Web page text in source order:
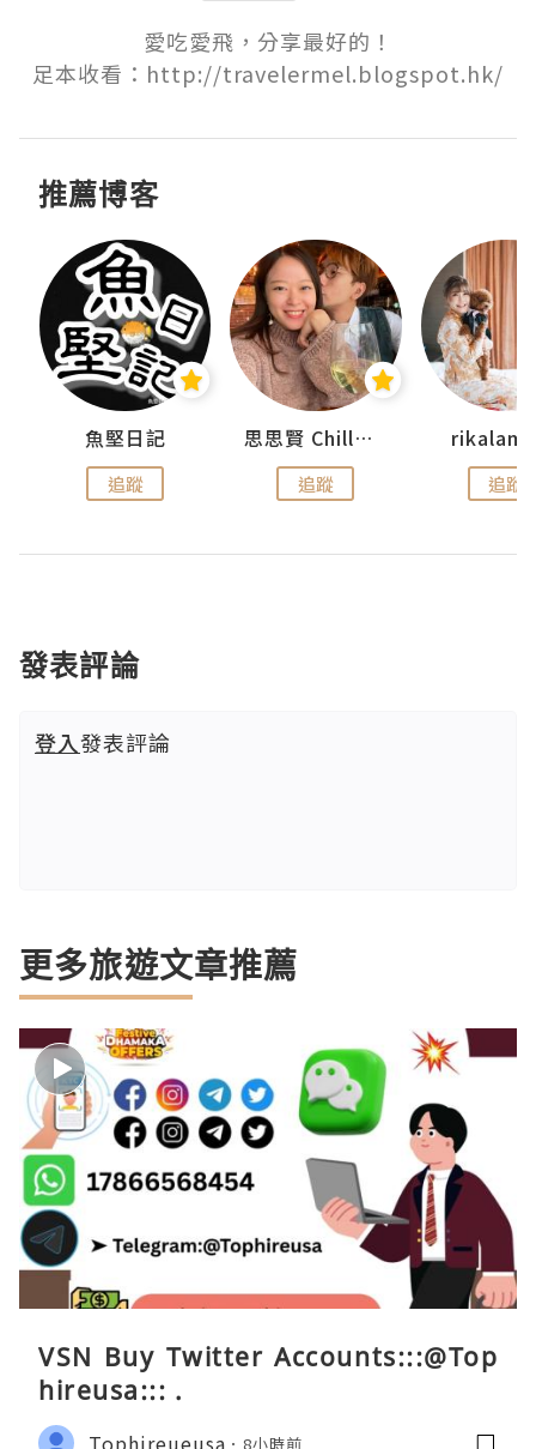
愛吃愛飛，分享最好的！
足本收看：http://travelermel.blogspot.hk/
推薦博客
魚堅日記
追蹤
思思賢 ChillMyBabe
追蹤 追蹤
發表評論
登入發表評論
更多旅遊文章推薦
VSN Buy Twitter Accounts:::@Top
hireusa::: .
Tophireueusa 8小時前